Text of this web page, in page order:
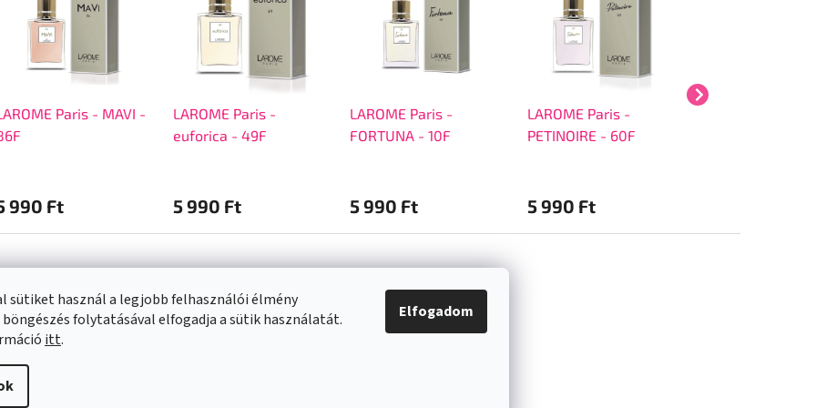
sütiket használ a legjobb felhasználói élmény
böngészés folytatásával elfogadja a sütik használatát.
itt.
Elfogadom
Paris - MAVI -
990 Ft
LAROME Paris -
euforica - 49F
5 990 Ft
LAROME Paris -
FORTUNA - 10F
5 990 Ft
LAROME Paris -
PETINOIRE - 60F
5 990 Ft
vásárlásról